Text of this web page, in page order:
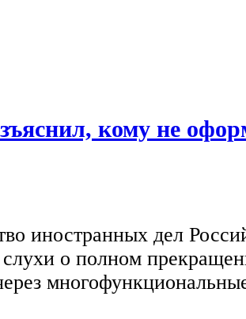
кому не
иностранных дел
слухи о полном